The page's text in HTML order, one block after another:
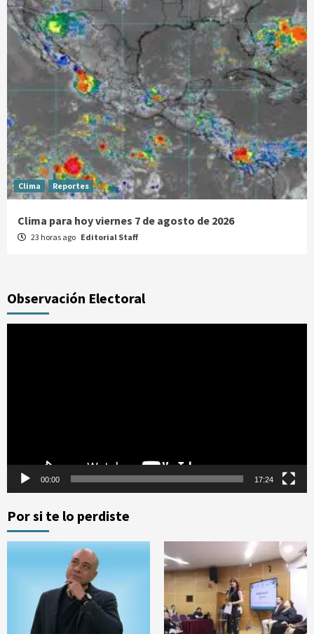
Clima Reportes
Clima para hoy viernes 7 de agosto de 2026
23 horas ago Editorial Staff
Observación Electoral
00:00 17:24
Por si te lo perdiste